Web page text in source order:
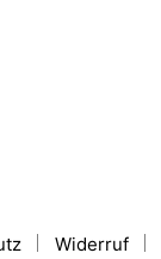
Widerruf